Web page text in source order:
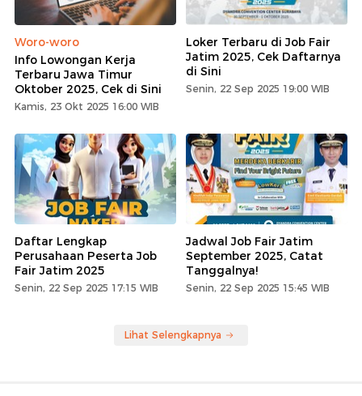
Woro-woro
Info Lowongan Kerja
Terbaru Jawa Timur
Oktober 2025, Cek di Sini
Kamis, 23 Okt 2025 16:00 WIB
Loker Terbaru di Job Fair
Jatim 2025, Cek Daftarnya
di Sini
Senin, 22 Sep 2025 19:00 WIB
Daftar Lengkap
Perusahaan Peserta Job
Fair Jatim 2025
Senin, 22 Sep 2025 17:15 WIB
Jadwal Job Fair Jatim
September 2025, Catat
Tanggalnya!
Senin, 22 Sep 2025 15:45 WIB
Lihat Selengkapnya